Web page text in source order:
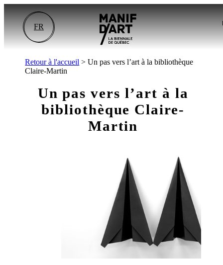
FR
Retour à l'accueil >Un pas vers l’art à la bibliothèque
Claire-Martin
Un pas vers l’art à la
bibliothèque Claire-
Martin